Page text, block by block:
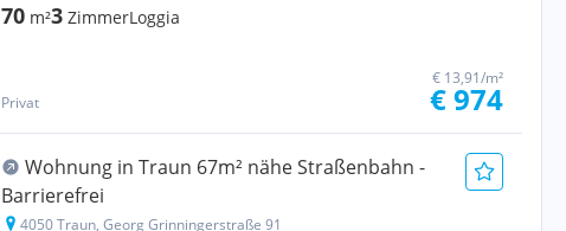
70 m²3 ZimmerLoggia
Privat
€ 13,91/m²
€ 974
Wohnung in Traun 67m² nähe Straßenbahn -
Barrierefrei
4050 Traun, Georg Grinningerstraße 91